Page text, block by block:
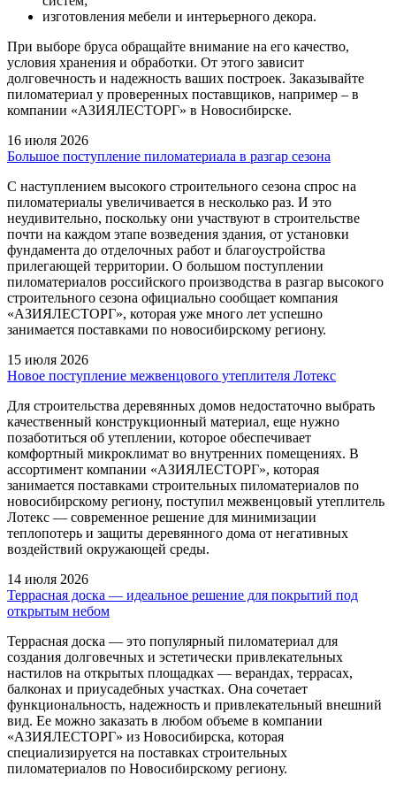
изготовления мебели и интерьерного декора.
При выборе бруса обращайте внимание на его качество,
условия хранения и обработки. От этого зависит
долговечность и надежность ваших построек. Заказывайте
пиломатериал у проверенных поставщиков, например – в
компании «АЗИЯЛЕСТОРГ» в Новосибирске.
16 июля 2026
Большое поступление пиломатериала в разгар сезона
С наступлением высокого строительного сезона спрос на
пиломатериалы увеличивается в несколько раз. И это
неудивительно, поскольку они участвуют в строительстве
почти на каждом этапе возведения здания, от установки
фундамента до отделочных работ и благоустройства
прилегающей территории. О большом поступлении
пиломатериалов российского производства в разгар высокого
строительного сезона официально сообщает компания
«АЗИЯЛЕСТОРГ», которая уже много лет успешно
занимается поставками по новосибирскому региону.
15 июля 2026
Новое поступление межвенцового утеплителя Лотекс
Для строительства деревянных домов недостаточно выбрать
качественный конструкционный материал, еще нужно
позаботиться об утеплении, которое обеспечивает
комфортный микроклимат во внутренних помещениях. В
ассортимент компании «АЗИЯЛЕСТОРГ», которая
занимается поставками строительных пиломатериалов по
новосибирскому региону, поступил межвенцовый утеплитель
Лотекс — современное решение для минимизации
теплопотерь и защиты деревянного дома от негативных
воздействий окружающей среды.
14 июля 2026
Террасная доска — идеальное решение для покрытий под
открытым небом
Террасная доска — это популярный пиломатериал для
создания долговечных и эстетически привлекательных
настилов на открытых площадках — верандах, террасах,
балконах и приусадебных участках. Она сочетает
функциональность, надежность и привлекательный внешний
вид. Ее можно заказать в любом объеме в компании
«АЗИЯЛЕСТОРГ» из Новосибирска, которая
специализируется на поставках строительных
пиломатериалов по Новосибирскому региону.